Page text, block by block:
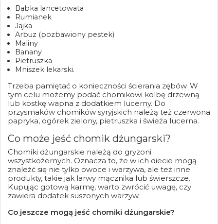
Babka lancetowata
Rumianek
Jajka
Arbuz (pozbawiony pestek)
Maliny
Banany
Pietruszka
Mniszek lekarski.
Trzeba pamiętać o konieczności ścierania zębów. W
tym celu możemy podać chomikowi kolbę drzewną
lub kostkę wapna z dodatkiem lucerny. Do
przysmaków chomików syryjskich należą też czerwona
papryka, ogórek zielony, pietruszka i świeża lucerna.
Co może jeść chomik dżungarski?
Chomiki dżungarskie należą do gryzoni
wszystkożernych. Oznacza to, że w ich diecie mogą
znaleźć się nie tylko owoce i warzywa, ale też inne
produkty, takie jak larwy mącznika lub świerszcze.
Kupując gotową karmę, warto zwrócić uwagę, czy
zawiera dodatek suszonych warzyw.
Co jeszcze mogą jeść chomiki dżungarskie?